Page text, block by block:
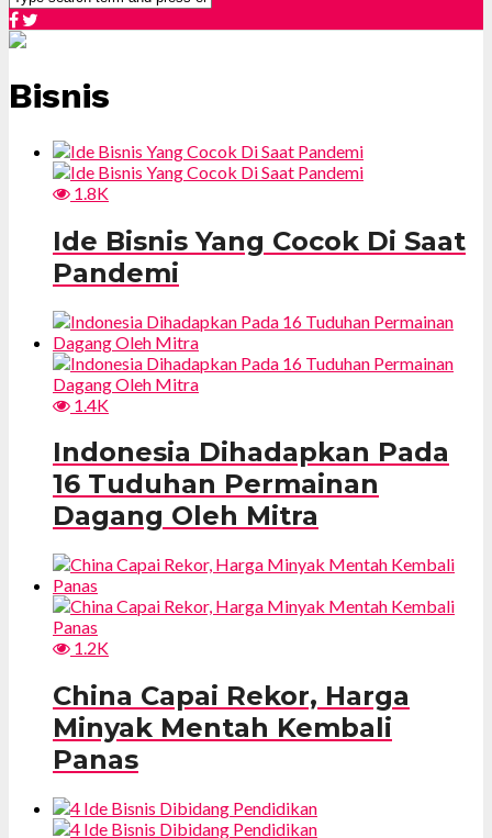
Bisnis
1.8K
Ide Bisnis Yang Cocok Di Saat
Pandemi
1.4K
Indonesia Dihadapkan Pada
16 Tuduhan Permainan
Dagang Oleh Mitra
1.2K
China Capai Rekor, Harga
Minyak Mentah Kembali
Panas